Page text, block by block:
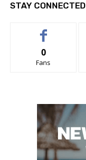
STAY CONNECTED
0
Fans